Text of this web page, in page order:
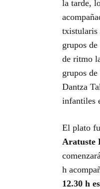
la tarde,
txistularis
grupos
de ritmo
grupos
Dantza
infantiles
El plato
Aratuste
h
12.30 h